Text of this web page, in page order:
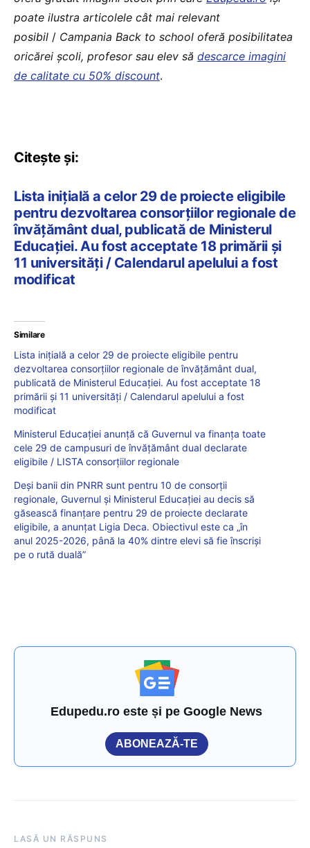
poate ilustra articolele cât mai relevant
posibil / Campania Back to school oferă posibilitatea
oricărei școli, profesor sau elev să descarce imagini
de calitate cu 50% discount.
Citește și:
Lista inițială a celor 29 de proiecte eligibile
pentru dezvoltarea consorțiilor regionale de
învățământ dual, publicată de Ministerul
Educației. Au fost acceptate 18 primării și
11 universități / Calendarul apelului a fost
modificat
Similare
Lista inițială a celor 29 de proiecte eligibile pentru
dezvoltarea consorțiilor regionale de învățământ dual,
publicată de Ministerul Educației. Au fost acceptate 18
primării și 11 universități / Calendarul apelului a fost
modificat
Ministerul Educației anunță că Guvernul va finanța toate
cele 29 de campusuri de învățământ dual declarate
eligibile / LISTA consorțiilor regionale
Deși banii din PNRR sunt pentru 10 de consorții
regionale, Guvernul și Ministerul Educației au decis să
găsească finanțare pentru 29 de proiecte declarate
eligibile, a anunțat Ligia Deca. Obiectivul este ca „în
anul 2025-2026, până la 40% dintre elevi să fie înscriși
pe o rută duală”
Edupedu.ro este și pe Google News
ABONEAZĂ-TE
LASĂ UN RĂSPUNS